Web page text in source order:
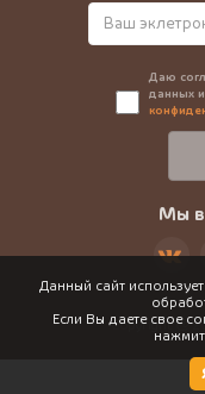
Даю
данных
Мы в
Copyright @
Данный сайт
Если Вы даете свое